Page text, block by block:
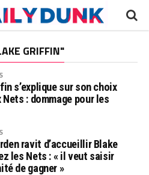
GRIFFIN"
s’explique sur son choix
Nets : dommage pour les
ravit d’accueillir Blake
les Nets : « il veut saisir
de gagner »